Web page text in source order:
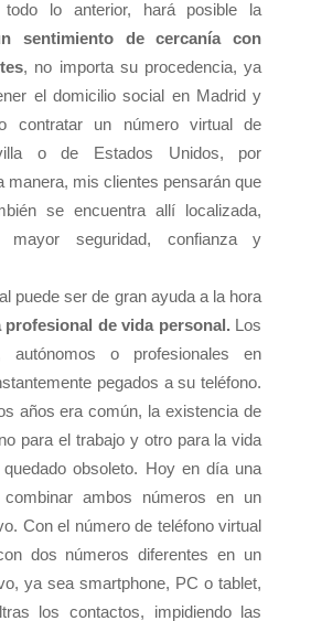
todo lo anterior, hará posible la
sentimiento de cercanía con
, no importa su procedencia, ya
el domicilio social en Madrid y
contratar un número virtual de
o de Estados Unidos, por
manera, mis clientes pensarán que
se encuentra allí localizada,
mayor seguridad, confianza y
puede ser de gran ayuda a la hora
profesional de vida personal. Los
autónomos o profesionales en
pegados a su teléfono.
años era común, la existencia de
para el trabajo y otro para la vida
obsoleto. Hoy en día una
combinar ambos números en un
Con el número de teléfono virtual
dos números diferentes en un
ya sea smartphone, PC o tablet,
los contactos, impidiendo las